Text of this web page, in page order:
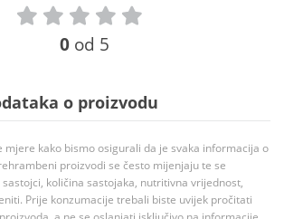
0 od 5
o proizvodu
mjere kako bismo osigurali da je svaka informacija o
proizvodi se često mijenjaju te se
količina sastojaka, nutritivna vrijednost,
Prije konzumacije trebali biste uvijek pročitati